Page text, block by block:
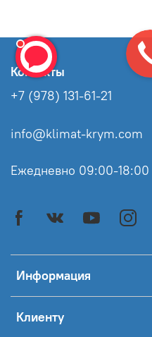
Информация
Клиенту
Контакты
+7 (978) 131-61-21
info@klimat-krym.com
Ежедневно 09:00-18:00